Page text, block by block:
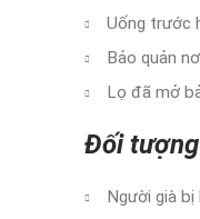
Uống trước
Bảo quản
Lọ đã mở
Đối
Người già bị